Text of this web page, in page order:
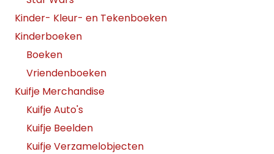
Kinder- Kleur- en Tekenboeken
Kinderboeken
Boeken
Vriendenboeken
Kuifje Merchandise
Kuifje Auto's
Kuifje Beelden
Kuifje Verzamelobjecten